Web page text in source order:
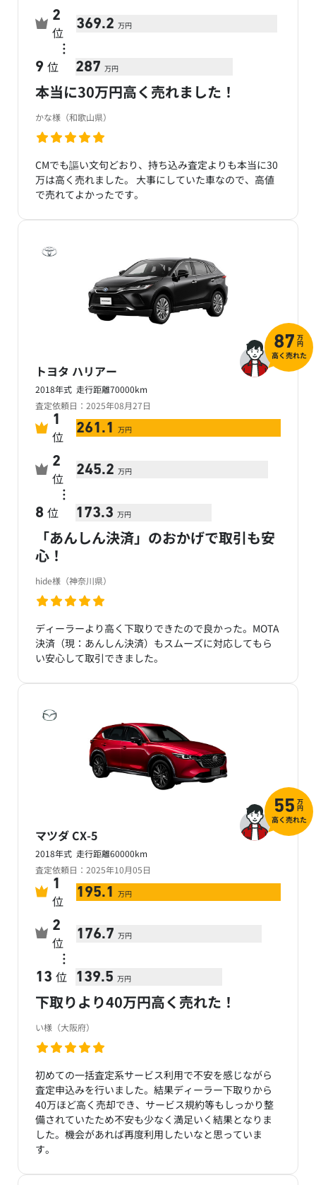
本当に30万円高く売れました！
かな様（和歌山県）
CMでも謳い文句どおり、持ち込み査定よりも本当に30
万は高く売れました。 大事にしていた車なので、高値
で売れてよかったです。
2
位 369.2 万円
…
9 位 287 万円
トヨタ ハリアー
2018年式 走行距離70000km
査定依頼日：2025年08月27日
「あんしん決済」のおかげで取引も安
心！
hide様（神奈川県）
ディーラーより高く下取りできたので良かった。MOTA
決済（現：あんしん決済）もスムーズに対応してもら
い安心して取引できました。
87 万
円
高く売れた
1
位 261.1 万円
2
位 245.2 万円
…
8 位 173.3 万円
マツダ CX-5
2018年式 走行距離60000km
査定依頼日：2025年10月05日
下取りより40万円高く売れた！
い様（大阪府）
初めての一括査定系サービス利用で不安を感じながら
査定申込みを行いました。結果ディーラー下取りから
40万ほど高く売却でき、サービス規約等もしっかり整
備されていたため不安も少なく満足いく結果となりま
した。機会があれば再度利用したいなと思っていま
す。
55 万
円
高く売れた
1
位 195.1 万円
2
位 176.7 万円
…
13 位 139.5 万円